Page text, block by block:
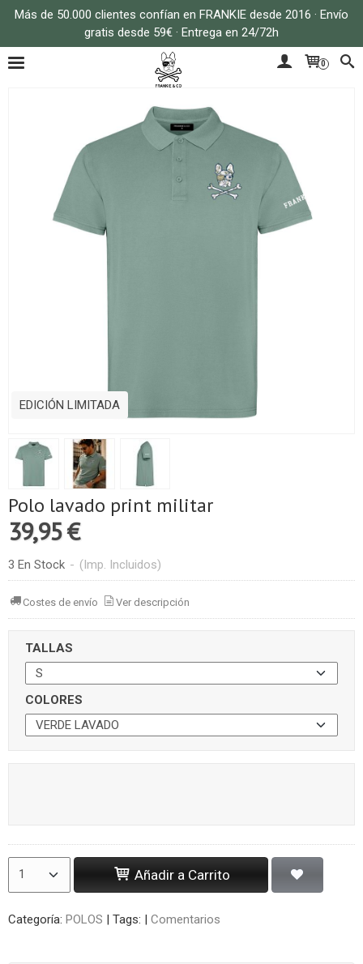
Más de 50.000 clientes confían en FRANKIE desde 2016 · Envío
gratis desde 59€ · Entrega en 24/72h
0
EDICIÓN LIMITADA
Polo lavado print militar
39,95 €
3 En Stock - (Imp. Incluidos)
Costes de envío Ver descripción
TALLAS
COLORES
Añadir a Carrito
Categoría: POLOS | Tags: | Comentarios